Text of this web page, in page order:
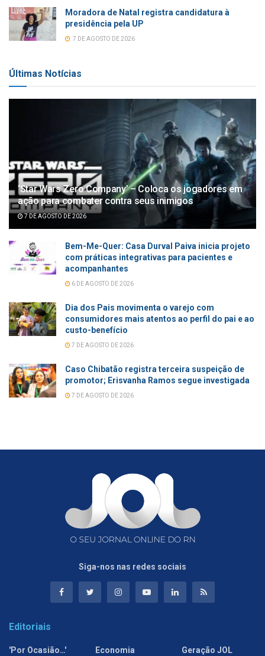
Moradora de Natal registra candidatura à
presidência pela UP
7 DE AGOSTO DE 2026
Últimas Notícias
‘Star Wars Zero Company’ – Coloca os jogadores em
ação para combater contra seus inimigos
7 DE AGOSTO DE 2026
Bem-Me-Quer: Casa Durval Paiva inicia projeto
com práticas integrativas para pacientes e
acompanhantes
6 DE AGOSTO DE 2026
Dia dos Pais movimenta o varejo com
consumidores mais atentos ao perfil do pai e ao
custo-benefício
7 DE AGOSTO DE 2026
Caso Chibatão registra terceira suspeição de
promotor; Erisvanha Ramos segue investigada
7 DE AGOSTO DE 2026
Siga-nos nas redes sociais
Editoriais
'Por Ocasião…'
Economia
Geração JOL